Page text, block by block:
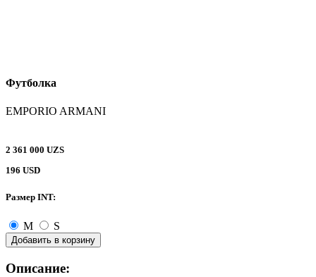
Футболка
EMPORIO ARMANI
2 361 000 UZS
196 USD
Размер INT:
M S
Добавить в корзину
Описание: